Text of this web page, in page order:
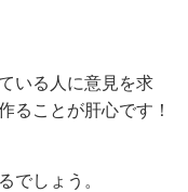
いる人に意見を求
ることが肝心です！
でしょう。